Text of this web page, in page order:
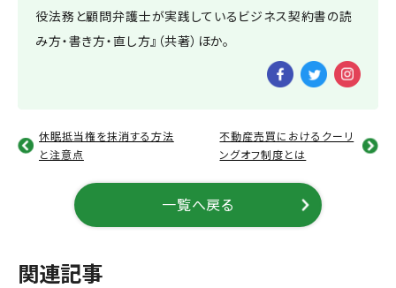
役法務と顧問弁護士が実践しているビジネス契約書の読
み方・書き方・直し方』（共著）ほか。
休眠抵当権を抹消する方法
と注意点
一覧へ戻る
不動産売買におけるクーリ
ングオフ制度とは
関連記事